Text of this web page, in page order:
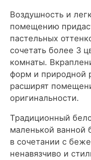
Воздушность и
помещению
пастельных
сочетать более 3
комнаты.
форм и природной
расширят
оригинальности.
Традиционный
маленькой ванной
в сочетании с
ненавязчиво и